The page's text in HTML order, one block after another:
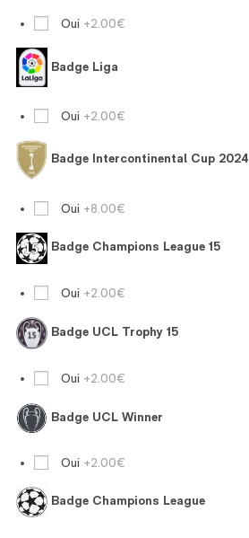
Oui +2.00€
Badge Liga
Oui +2.00€
Badge Intercontinental Cup 2024
Oui +8.00€
Badge Champions League 15
Oui +2.00€
Badge UCL Trophy 15
Oui +2.00€
Badge UCL Winner
Oui +2.00€
Badge Champions League